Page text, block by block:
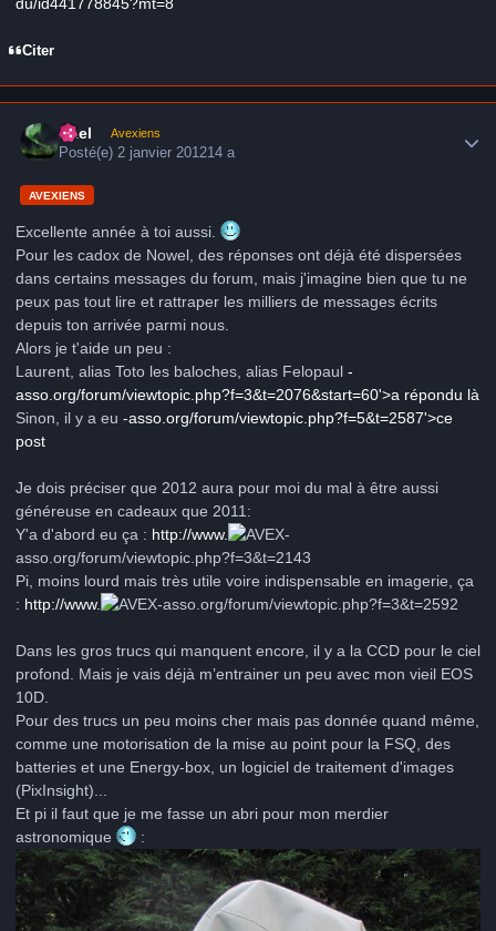
Citer
Axel Avexiens
Posté(e)2 janvier 201214 a
AVEXIENS
Excellente année à toi aussi.
Pour les cadox de Nowel, des réponses ont déjà été dispersées
dans certains messages du forum, mais j'imagine bien que tu ne
peux pas tout lire et rattraper les milliers de messages écrits
depuis ton arrivée parmi nous.
Alors je t'aide un peu :
Laurent, alias Toto les baloches, alias Felopaul -
asso.org/forum/viewtopic.php?f=3&t=2076&start=60'>a répondu là
Sinon, il y a eu -asso.org/forum/viewtopic.php?f=5&t=2587'>ce
post
Je dois préciser que 2012 aura pour moi du mal à être aussi
généreuse en cadeaux que 2011:
Y'a d'abord eu ça : http://www.
-
asso.org/forum/viewtopic.php?f=3&t=2143
Pi, moins lourd mais très utile voire indispensable en imagerie, ça
: http://www. -asso.org/forum/viewtopic.php?f=3&t=2592
Dans les gros trucs qui manquent encore, il y a la CCD pour le ciel
profond. Mais je vais déjà m’entrainer un peu avec mon vieil EOS
10D.
Pour des trucs un peu moins cher mais pas donnée quand même,
comme une motorisation de la mise au point pour la FSQ, des
batteries et une Energy-box, un logiciel de traitement d'images
(PixInsight)...
Et pi il faut que je me fasse un abri pour mon merdier
astronomique
: